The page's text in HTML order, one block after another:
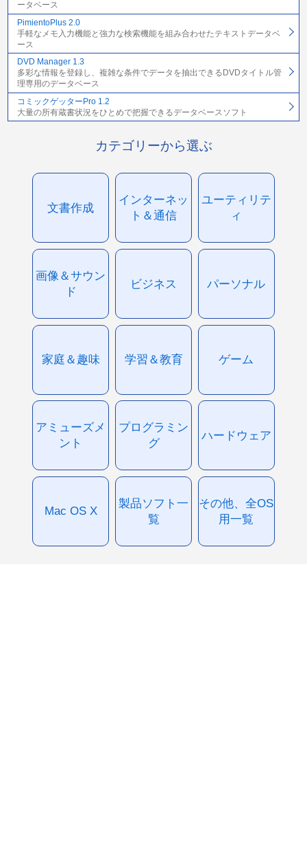
ータベース
PimientoPlus 2.0
手軽なメモ入力機能と強力な検索機能を組み合わせたテキストデータベ
ース
DVD Manager 1.3
多彩な情報を登録し、複雑な条件でデータを抽出できるDVDタイトル管
理専用のデータベース
コミックゲッターPro 1.2
大量の所有蔵書状況をひとめで把握できるデータベースソフト
カテゴリーから選ぶ
文書作成
インターネッ
ト＆通信
ユーティリテ
ィ
画像＆サウン
ド
ビジネス パーソナル
家庭＆趣味 学習＆教育 ゲーム
アミューズメ
ント
プログラミン
グ
ハードウェア
Mac OS X
製品ソフト一
覧
その他、全OS
用一覧